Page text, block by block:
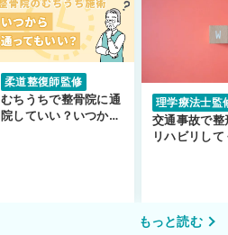
柔道整復師監修
むちうちで整骨院に通
院していい？いつから
理学療法士監
交通事故で整
リハビリして
もっと読む